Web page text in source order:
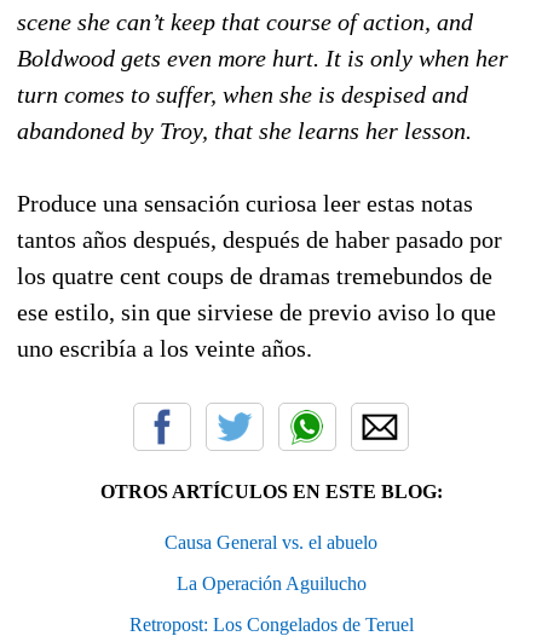
scene she can’t keep that course of action, and
Boldwood gets even more hurt. It is only when her
turn comes to suffer, when she is despised and
abandoned by Troy, that she learns her lesson.
Produce una sensación curiosa leer estas notas
tantos años después, después de haber pasado por
los quatre cent coups de dramas tremebundos de
ese estilo, sin que sirviese de previo aviso lo que
uno escribía a los veinte años.
OTROS ARTÍCULOS EN ESTE BLOG:
Causa General vs. el abuelo
La Operación Aguilucho
Retropost: Los Congelados de Teruel